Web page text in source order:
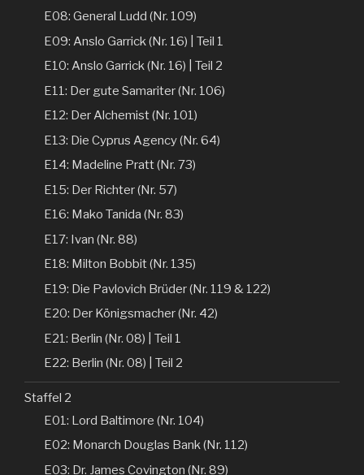
E08: General Ludd (Nr. 109)
E09: Anslo Garrick (Nr. 16) | Teil 1
E10: Anslo Garrick (Nr. 16) | Teil 2
E11: Der gute Samariter (Nr. 106)
E12: Der Alchemist (Nr. 101)
E13: Die Cyprus Agency (Nr. 64)
E14: Madeline Pratt (Nr. 73)
E15: Der Richter (Nr. 57)
E16: Mako Tanida (Nr. 83)
E17: Ivan (Nr. 88)
E18: Milton Bobbit (Nr. 135)
E19: Die Pavlovich Brüder (Nr. 119 & 122)
E20: Der Königsmacher (Nr. 42)
E21: Berlin (Nr. 08) | Teil 1
E22: Berlin (Nr. 08) | Teil 2
Staffel 2
E01: Lord Baltimore (Nr. 104)
E02: Monarch Douglas Bank (Nr. 112)
E03: Dr. James Covington (Nr. 89)